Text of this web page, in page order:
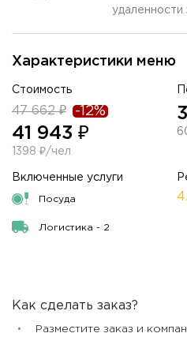
Характеристики меню
Стоимость
47 662 ₽ -12%
41 943 ₽
1398 ₽/чел
Включенные услуги
Посуда
Логистика - 2
удаленности
Как сделать заказ?
Разместите заказ и